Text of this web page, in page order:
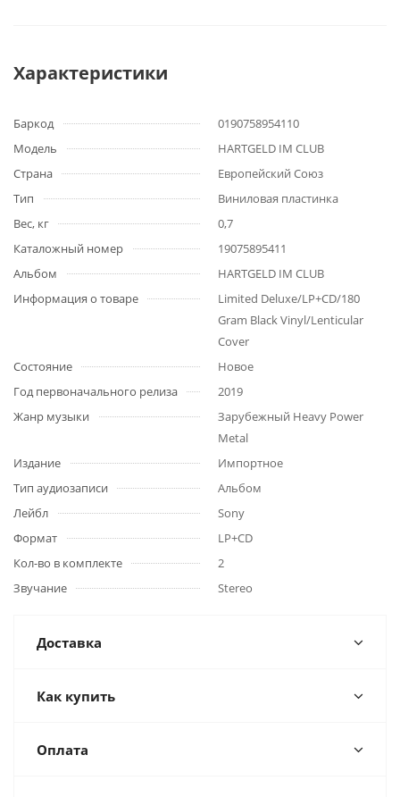
Характеристики
Баркод
0190758954110
Модель
HARTGELD IM CLUB
Страна
Европейский Союз
Тип
Виниловая пластинка
Вес, кг
0,7
Каталожный номер
19075895411
Альбом
HARTGELD IM CLUB
Информация о товаре
Limited Deluxe/LP+CD/180
Gram Black Vinyl/Lenticular
Cover
Состояние
Новое
Год первоначального релиза
2019
Жанр музыки
Зарубежный Heavy Power
Metal
Издание
Импортное
Тип аудиозаписи
Альбом
Лейбл
Sony
Формат
LP+CD
Кол-во в комплекте
2
Звучание
Stereo
Доставка
Как купить
Оплата